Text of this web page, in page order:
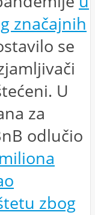
značajnih
se
U
za
odlučio
zbog